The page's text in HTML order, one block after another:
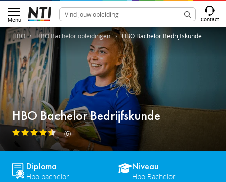
Menu Contact
HBO HBO Bachelor opleidingen HBO Bachelor Bedrijfskunde
HBO Bachelor Bedrijfskunde
(6)
Diploma
Hbo bachelor-
Niveau
Hbo Bachelor